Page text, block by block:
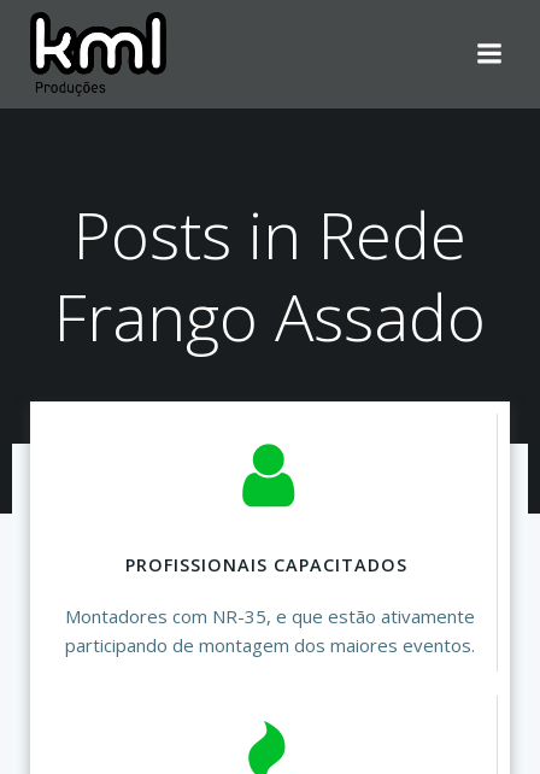
Posts in Rede
Frango Assado
PROFISSIONAIS CAPACITADOS
Montadores com NR-35, e que estão ativamente
participando de montagem dos maiores eventos.